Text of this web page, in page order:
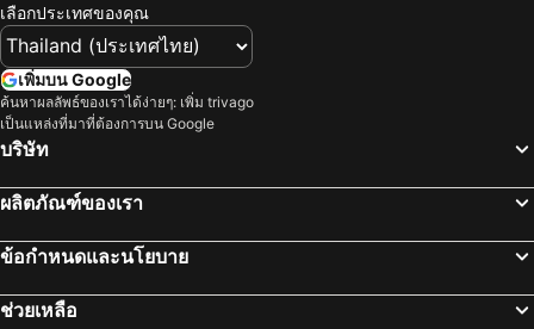
เลือกประเทศของคุณ
เพิ่มบน Google
ค้นหาผลลัพธ์ของเราได้ง่ายๆ: เพิ่ม trivago
เป็นแหล่งที่มาที่ต้องการบน Google
บริษัท
ผลิตภัณฑ์ของเรา
ข้อกำหนดและนโยบาย
ช่วยเหลือ